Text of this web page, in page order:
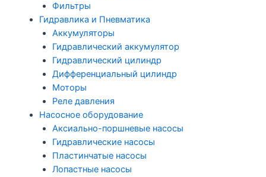
Фильтры
Гидравлика и Пневматика
Аккумуляторы
Гидравлический аккумулятор
Гидравлический цилиндр
Дифференциальный цилиндр
Моторы
Реле давления
Насосное оборудование
Аксиально-поршневые насосы
Гидравлические насосы
Пластинчатые насосы
Лопастные насосы